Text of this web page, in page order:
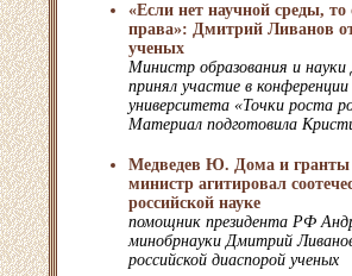
«Если нет научной среды, то
права»: Дмитрий Ливанов
ученых
Министр образования и
принял участие в конференции
университета «Точки роста
Материал подготовила
Медведев Ю. Дома и гранты
министр агитировал
российской науке
помощник президента РФ
минобрнауки Дмитрий
российской диаспорой ученых